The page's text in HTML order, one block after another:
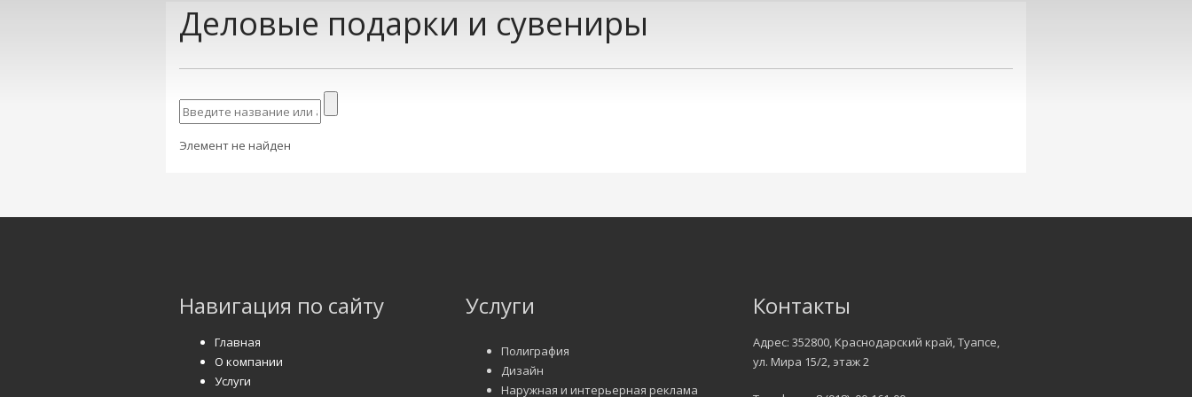
Деловые подарки и сувениры
Элемент не найден
Навигация по сайту
Главная
О компании
Услуги
Услуги
Полиграфия
Дизайн
Наружная и интерьерная реклама
Контакты
Адрес: 352800, Краснодарский край, Туапсе,
ул. Мира 15/2, этаж 2